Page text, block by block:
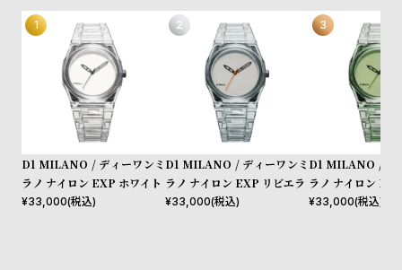
ンい
時
計
保
刻
印
サ
D1 MILANO / ディーワンミ
ラノ ナイロン EXP ホワイト
¥33,000(税込)
D1 MILANO / ディーワンミ
ラノ ナイロン EXP リビエラ
¥33,000(税込)
D1 MILANO / デ
ラノ ナイロン
¥33,000(税込)